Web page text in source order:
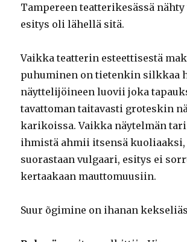
Tampereen teatterikesässä
esitys oli lähellä sitä.
Vaikka teatterin esteettisestä
puhuminen on tietenkin silkkaa
näyttelijöineen luovii joka
tavattoman taitavasti groteskin
karikoissa. Vaikka näytelmän
ihmistä ahmii itsensä kuoliaaksi,
suorastaan vulgaari, esitys ei
kertaakaan mauttomuusiin.
Suur õgimine on ihanan